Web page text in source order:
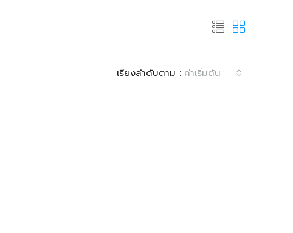
เรียงลำดับตาม : ค่าเริ่มต้น